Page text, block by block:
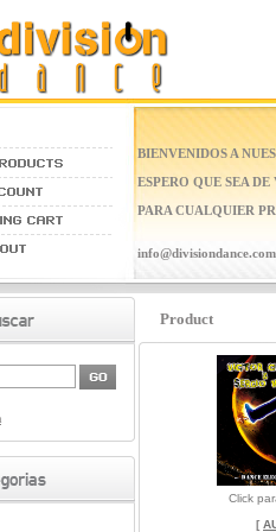
BIENVENIDOS A
ESPERO QUE SEA
PARA CUALQUIER
info@divisiondance.com
Product
Click
[